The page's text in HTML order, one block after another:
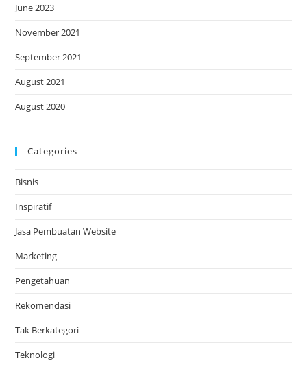
June 2023
November 2021
September 2021
August 2021
August 2020
Categories
Bisnis
Inspiratif
Jasa Pembuatan Website
Marketing
Pengetahuan
Rekomendasi
Tak Berkategori
Teknologi